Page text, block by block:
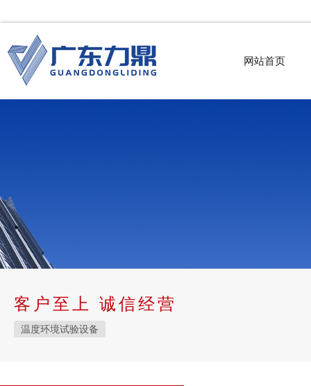
网站首页
客户至上 诚信经营
温度环境试验设备